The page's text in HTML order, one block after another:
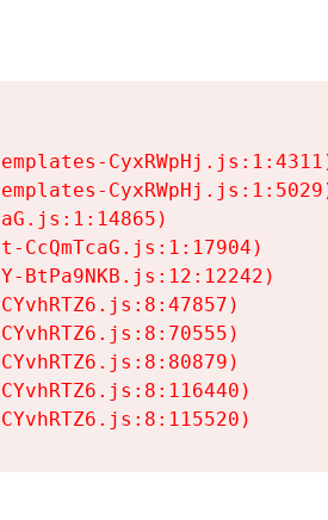
CcQmTcaG.js:1:17904)
BtPa9NKB.js:12:12242)